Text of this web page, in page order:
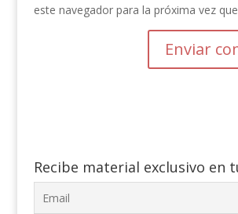
este navegador para la próxima vez
Recibe material exclusivo en